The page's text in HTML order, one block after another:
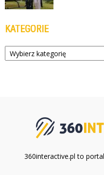
KATEGORIE
Kategorie
360interactive.pl to